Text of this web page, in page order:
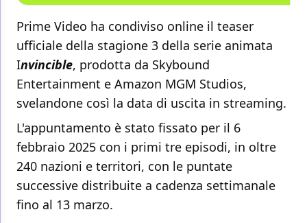
Prime Video ha condiviso online il teaser
ufficiale della stagione 3 della serie animata
Invincible, prodotta da Skybound
Entertainment e Amazon MGM Studios,
svelandone così la data di uscita in streaming.
L'appuntamento è stato fissato per il 6
febbraio 2025 con i primi tre episodi, in oltre
240 nazioni e territori, con le puntate
successive distribuite a cadenza settimanale
fino al 13 marzo.